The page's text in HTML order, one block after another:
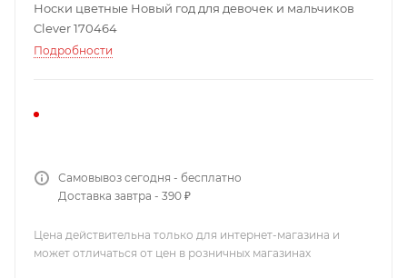
Носки цветные Новый год для девочек и мальчиков
Clever 170464
Подробности
Самовывоз сегодня - бесплатно
Доставка завтра - 390 ₽
Цена действительна только для интернет-магазина и
может отличаться от цен в розничных магазинах